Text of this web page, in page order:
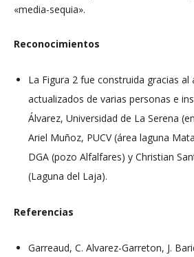
«media-sequia».
Reconocimientos
La Figura 2 fue construida gracias
actualizados de varias personas e
Álvarez, Universidad de La Serena
Ariel Muñoz, PUCV (área laguna
DGA (pozo Alfalfares) y Christian
(Laguna del Laja).
Referencias
Garreaud, C. Alvarez-Garreton, J.